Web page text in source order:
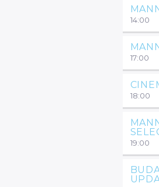
14:00
17:00
18:00
19:00